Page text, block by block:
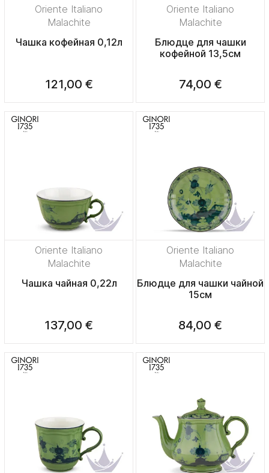
Oriente Italiano
Malachite
Чашка кофейная 0,12л
121,00 €
Oriente Italiano
Malachite
Блюдце для чашки
кофейной 13,5см
74,00 €
Oriente Italiano
Malachite
Чашка чайная 0,22л
137,00 €
Oriente Italiano
Malachite
Блюдце для чашки чайной
15см
84,00 €